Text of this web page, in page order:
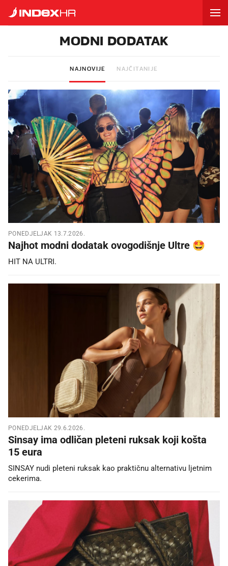
MODNI DODATAK
NAJNOVIJE NAJČITANIJE
PONEDJELJAK 13.7.2026.
Najhot modni dodatak ovogodišnje Ultre 🤩
HIT NA ULTRI.
PONEDJELJAK 29.6.2026.
Sinsay ima odličan pleteni ruksak koji košta
15 eura
SINSAY nudi pleteni ruksak kao praktičnu alternativu ljetnim
cekerima.